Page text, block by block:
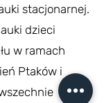
stacjonarnej.
dzieci
w ramach
Ptaków i